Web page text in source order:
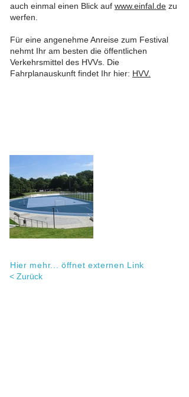
auch einmal einen Blick auf www.einfal.de zu
werfen.
Für eine angenehme Anreise zum Festival
nehmt Ihr am besten die öffentlichen
Verkehrsmittel des HVVs. Die
Fahrplanauskunft findet Ihr hier: HVV.
Hier mehr... öffnet externen Link
< Zurück